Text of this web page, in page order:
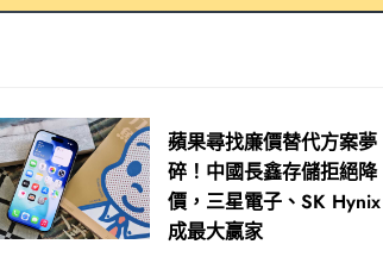
蘋果尋找廉價替代方案夢
碎！中國長鑫存儲拒絕降
價，三星電子、SK Hynix
成最大贏家